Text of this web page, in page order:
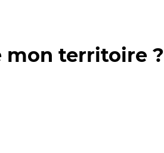
mon territoire ?